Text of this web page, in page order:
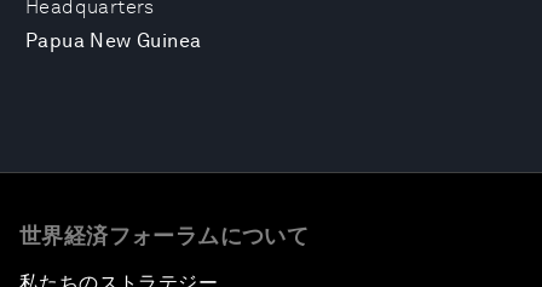
Headquarters
Papua New Guinea
世界経済フォーラムについて